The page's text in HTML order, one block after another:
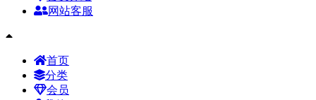
网站客服
首页
分类
会员